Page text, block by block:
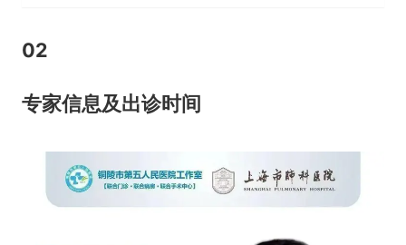
02
专家信息及出诊时间